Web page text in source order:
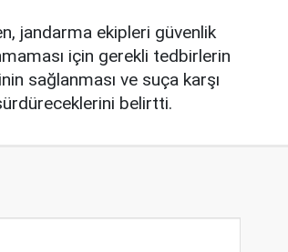
jandarma ekipleri güvenlik
için gerekli tedbirlerin
sağlanması ve suça karşı
sürdüreceklerini belirtti.